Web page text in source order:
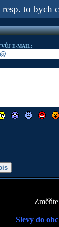
to bych
E-MAIL:
Slevy do